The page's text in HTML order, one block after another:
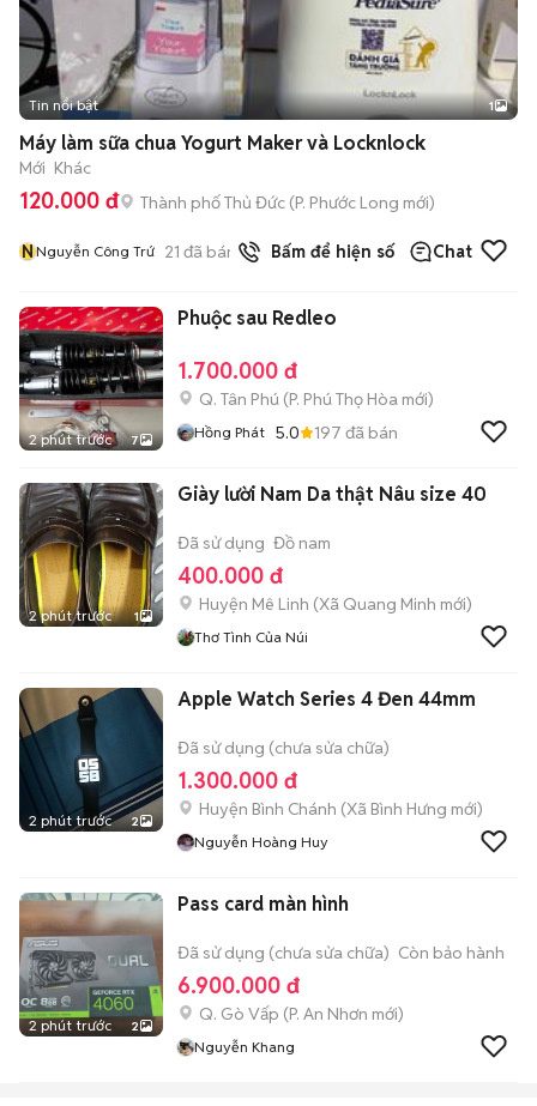
Tin nổi bật 1
Máy làm sữa chua Yogurt Maker và Locknlock
Mới Khác
120.000 đ Thành phố Thủ Đức (P. Phước Long mới)
NNguyễn Công Trứ 21 đã bán Bấm để hiện số Chat
2 phút trước 7
Phuộc sau Redleo
1.700.000 đ
Q. Tân Phú (P. Phú Thọ Hòa mới)
Hồng Phát 5.0 197 đã bán
2 phút trước 1
Giày lười Nam Da thật Nâu size 40
Đã sử dụng Đồ nam
400.000 đ
Huyện Mê Linh (Xã Quang Minh mới)
Thơ Tình Của Núi
2 phút trước 2
Apple Watch Series 4 Đen 44mm
Đã sử dụng (chưa sửa chữa)
1.300.000 đ
Huyện Bình Chánh (Xã Bình Hưng mới)
Nguyễn Hoàng Huy
2 phút trước 2
Pass card màn hình
Đã sử dụng (chưa sửa chữa) Còn bảo hành
6.900.000 đ
Q. Gò Vấp (P. An Nhơn mới)
Nguyễn Khang